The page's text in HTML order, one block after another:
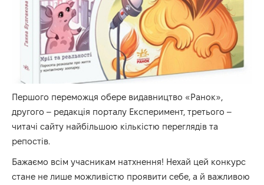
Першого переможця обере видавництво «Ранок»,
другого – редакція порталу Експеримент, третього –
читачі сайту найбільшою кількістю переглядів та
репостів.
Бажаємо всім учасникам натхнення! Нехай цей конкурс
стане не лише можливістю проявити себе, а й важливою